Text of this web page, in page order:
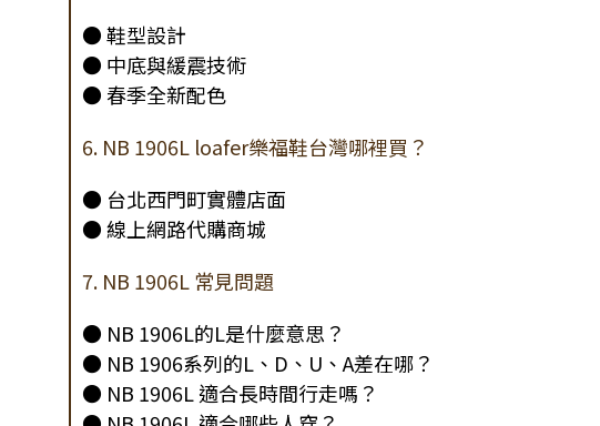
● 鞋型設計
● 中底與緩震技術
● 春季全新配色
6. NB 1906L loafer樂福鞋台灣哪裡買？
● 台北西門町實體店面
● 線上網路代購商城
7. NB 1906L 常見問題
● NB 1906L的L是什麼意思？
● NB 1906系列的L、D、U、A差在哪？
● NB 1906L 適合長時間行走嗎？